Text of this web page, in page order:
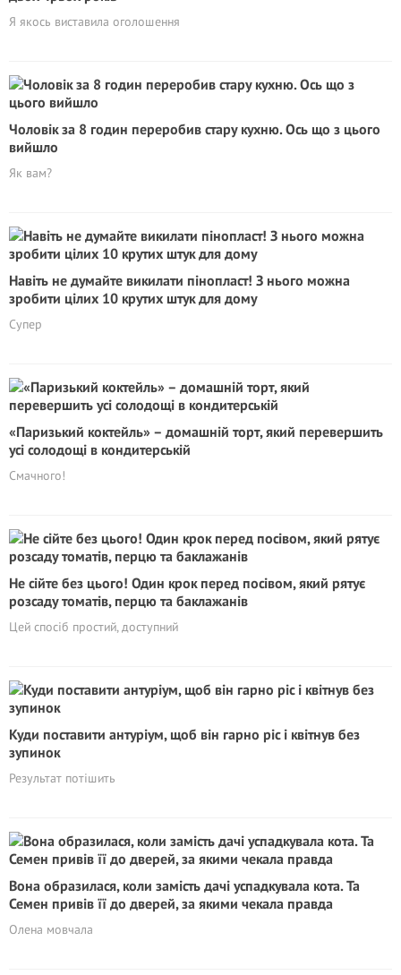
Я якось виставила оголошення
Чоловік за 8 годин переробив стару кухню. Ось що з цього
вийшло
Як вам?
Навіть не думайте викилати пінопласт! З нього можна
зробити цілих 10 крутих штук для дому
Супер
«Паризький коктейль» – домашній торт, який перевершить
усі солодощі в кондитерській
Смачного!
Не сійте без цього! Один крок перед посівом, який рятує
розсаду томатів, перцю та баклажанів
Цей спосіб простий, доступний
Куди поставити антуріум, щоб він гарно ріс і квітнув без
зупинок
Результат потішить
Вона образилася, коли замість дачі успадкувала кота. Та
Семен привів її до дверей, за якими чекала правда
Олена мовчала